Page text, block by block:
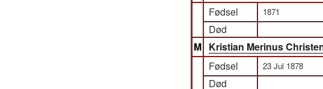
Fødsel
1871
Død
M Kristian Merinus
Fødsel
23 Jul 1878
Død